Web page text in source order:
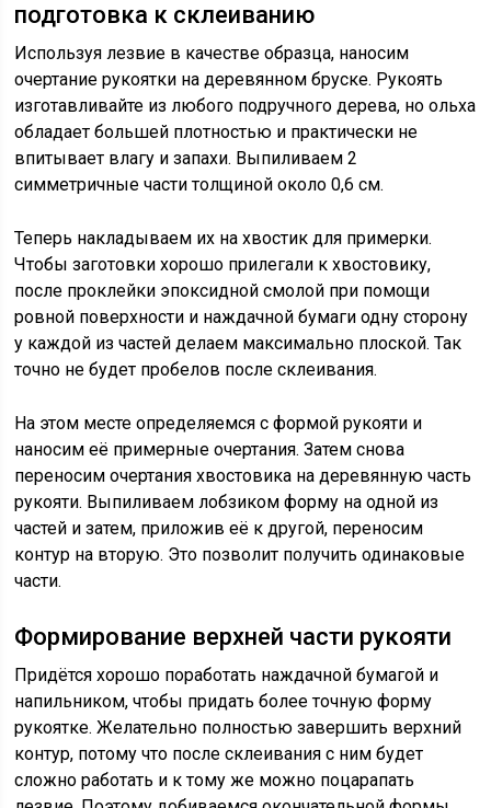
подготовка к склеиванию
Используя лезвие в качестве образца, наносим
очертание рукоятки на деревянном бруске. Рукоять
изготавливайте из любого подручного дерева, но ольха
обладает большей плотностью и практически не
впитывает влагу и запахи. Выпиливаем 2
симметричные части толщиной около 0,6 см.
Теперь накладываем их на хвостик для примерки.
Чтобы заготовки хорошо прилегали к хвостовику,
после проклейки эпоксидной смолой при помощи
ровной поверхности и наждачной бумаги одну сторону
у каждой из частей делаем максимально плоской. Так
точно не будет пробелов после склеивания.
На этом месте определяемся с формой рукояти и
наносим её примерные очертания. Затем снова
переносим очертания хвостовика на деревянную часть
рукояти. Выпиливаем лобзиком форму на одной из
частей и затем, приложив её к другой, переносим
контур на вторую. Это позволит получить одинаковые
части.
Формирование верхней части рукояти
Придётся хорошо поработать наждачной бумагой и
напильником, чтобы придать более точную форму
рукоятке. Желательно полностью завершить верхний
контур, потому что после склеивания с ним будет
сложно работать и к тому же можно поцарапать